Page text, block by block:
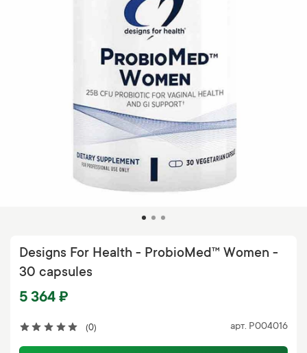
(0) арт. P004016
Designs For Health - ProbioMed™ Women -
30 capsules
5 364 ₽